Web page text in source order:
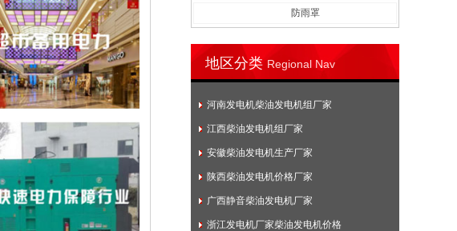
防雨罩
地区分类 Regional Nav
河南发电机柴油发电机组厂家
江西柴油发电机组厂家
安徽柴油发电机生产厂家
陕西柴油发电机价格厂家
广西静音柴油发电机厂家
浙江发电机厂家柴油发电机价格